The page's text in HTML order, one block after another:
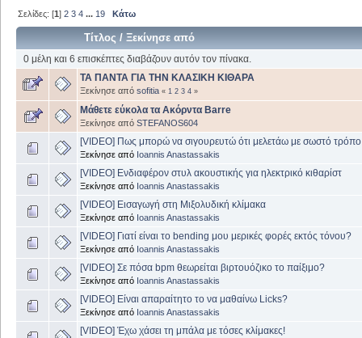
Σελίδες: [1]2 3 4 ... 19 Κάτω
Τίτλος /Ξεκίνησε από
0 μέλη και 6 επισκέπτες διαβάζουν αυτόν τον πίνακα.
ΤΑ ΠΑΝΤΑ ΓΙΑ ΤΗΝ ΚΛΑΣΙΚΗ ΚΙΘΑΡΑ
Ξεκίνησε από sofitia « 1 2 3 4 »
Μάθετε εύκολα τα Ακόρντα Barre
Ξεκίνησε από STEFANOS604
[VIDEO] Πως μπορώ να σιγουρευτώ ότι μελετάω με σωστό τρόπο
Ξεκίνησε από Ioannis Anastassakis
[VIDEO] Eνδιαφέρον στυλ ακουστικής για ηλεκτρικό κιθαρίστ
Ξεκίνησε από Ioannis Anastassakis
[VIDEO] Εισαγωγή στη Μιξολυδική κλίμακα
Ξεκίνησε από Ioannis Anastassakis
[VIDEO] Γιατί είναι το bending μου μερικές φορές εκτός τόνου?
Ξεκίνησε από Ioannis Anastassakis
[VIDEO] Σε πόσα bpm θεωρείται βιρτουόζικο το παίξιμο?
Ξεκίνησε από Ioannis Anastassakis
[VIDEO] Είναι απαραίτητο το να μαθαίνω Licks?
Ξεκίνησε από Ioannis Anastassakis
[VIDEO] Έχω χάσει τη μπάλα με τόσες κλίμακες!